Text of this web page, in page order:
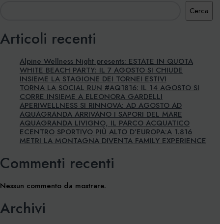
Cerca
Articoli recenti
Alpine Wellness Night presents: ESTATE IN QUOTA
WHITE BEACH PARTY: IL 7 AGOSTO SI CHIUDE
INSIEME LA STAGIONE DEI TORNEI ESTIVI
TORNA LA SOCIAL RUN #AQ1816: IL 14 AGOSTO SI
CORRE INSIEME A ELEONORA GARDELLI
APERIWELLNESS SI RINNOVA: AD AGOSTO AD
AQUAGRANDA ARRIVANO I SAPORI DEL MARE
AQUAGRANDA LIVIGNO, IL PARCO ACQUATICO
ECENTRO SPORTIVO PIÙ ALTO D’EUROPA:A 1.816
METRI LA MONTAGNA DIVENTA FAMILY EXPERIENCE
Commenti recenti
Nessun commento da mostrare.
Archivi